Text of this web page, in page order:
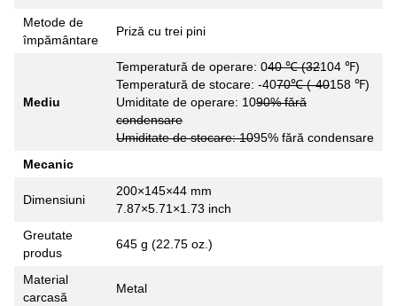
Metode de
împământare
Priză cu trei pini
Mediu
Temperatură de operare: 040 ℃ (32104 ℉)
Temperatură de stocare: -4070℃ (-40158 ℉)
Umiditate de operare: 1090% fără
condensare
Umiditate de stocare: 1095% fără condensare
Mecanic
Dimensiuni
200×145×44 mm
7.87×5.71×1.73 inch
Greutate
produs
645 g (22.75 oz.)
Material
carcasă
Metal